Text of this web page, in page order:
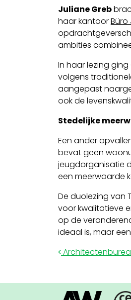
Juliane Greb
haar kantoorBüro
ambities
In haar lezing
volgens
aangepast
ook de
Stedelijke
Een ander
bevat geen
jeugdorganisatie
een meerwaarde
De duolezing van
voor kwalitatieve
op de
ideaal is, maar
Post